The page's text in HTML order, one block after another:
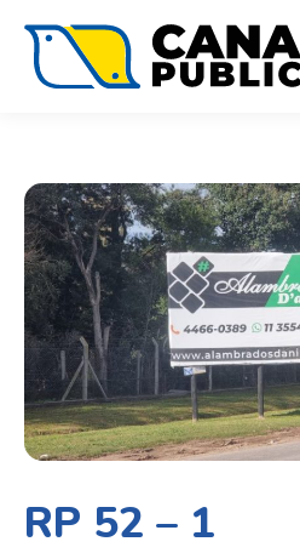
RP 52 – 1